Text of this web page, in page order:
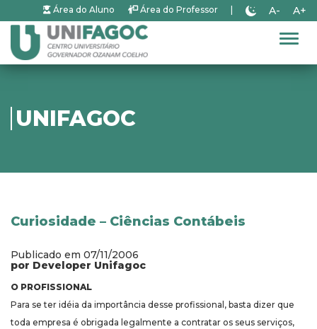
Área do Aluno Área do Professor A- A+
UNIFAGOC
Curiosidade – Ciências Contábeis
Publicado em 07/11/2006
por Developer Unifagoc
O PROFISSIONAL
Para se ter idéia da importância desse profissional, basta dizer que
toda empresa é obrigada legalmente a contratar os seus serviços,